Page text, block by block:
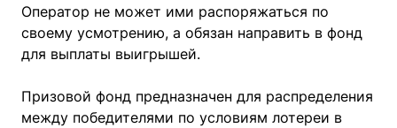
Оператор не может ими распоряжаться по
своему усмотрению, а обязан направить в фонд
для выплаты выигрышей.
Призовой фонд предназначен для распределения
между победителями по условиям лотереи в